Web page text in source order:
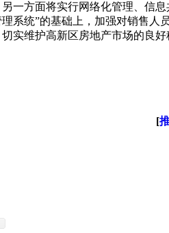
一方面将实行网络化管理、信
系统”的基础上，加强对销售人
实维护高新区房地产市场的良
[